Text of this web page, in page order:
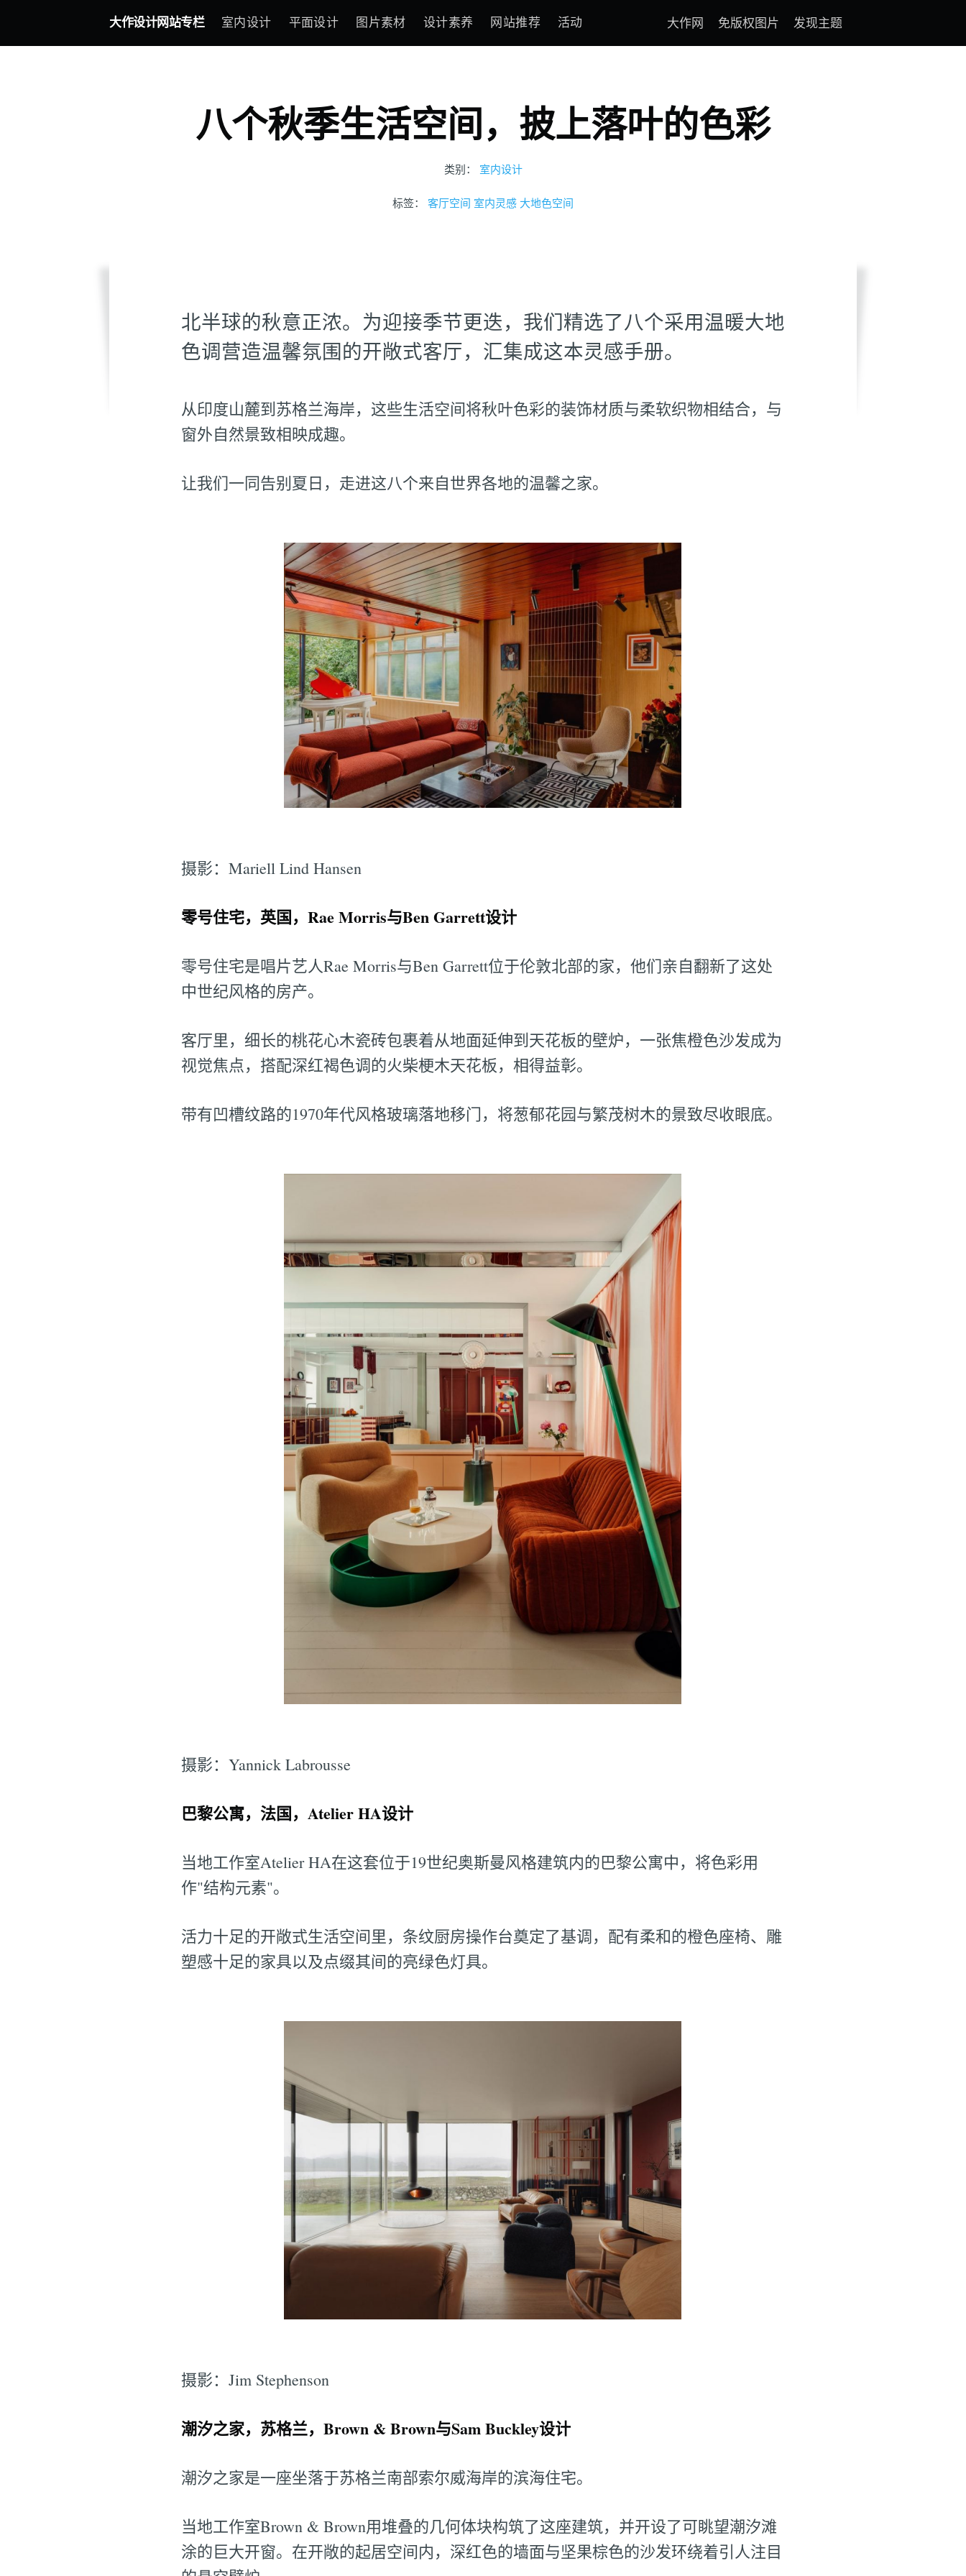
大作设计网站专栏 室内设计 平面设计 图片素材 设计素养 网站推荐 活动 大作网 免版权图片 发现主题
八个秋季生活空间，披上落叶的色彩
类别： 室内设计
标签： 客厅空间 室内灵感 大地色空间
北半球的秋意正浓。为迎接季节更迭，我们精选了八个采用温暖大地
色调营造温馨氛围的开敞式客厅，汇集成这本灵感手册。
从印度山麓到苏格兰海岸，这些生活空间将秋叶色彩的装饰材质与柔软织物相结合，与
窗外自然景致相映成趣。
让我们一同告别夏日，走进这八个来自世界各地的温馨之家。
摄影：Mariell Lind Hansen
零号住宅，英国，Rae Morris与Ben Garrett设计
零号住宅是唱片艺人Rae Morris与Ben Garrett位于伦敦北部的家，他们亲自翻新了这处
中世纪风格的房产。
客厅里，细长的桃花心木瓷砖包裹着从地面延伸到天花板的壁炉，一张焦橙色沙发成为
视觉焦点，搭配深红褐色调的火柴梗木天花板，相得益彰。
带有凹槽纹路的1970年代风格玻璃落地移门，将葱郁花园与繁茂树木的景致尽收眼底。
摄影：Yannick Labrousse
巴黎公寓，法国，Atelier HA设计
当地工作室Atelier HA在这套位于19世纪奥斯曼风格建筑内的巴黎公寓中，将色彩用
作"结构元素"。
活力十足的开敞式生活空间里，条纹厨房操作台奠定了基调，配有柔和的橙色座椅、雕
塑感十足的家具以及点缀其间的亮绿色灯具。
摄影：Jim Stephenson
潮汐之家，苏格兰，Brown & Brown与Sam Buckley设计
潮汐之家是一座坐落于苏格兰南部索尔威海岸的滨海住宅。
当地工作室Brown & Brown用堆叠的几何体块构筑了这座建筑，并开设了可眺望潮汐滩
涂的巨大开窗。在开敞的起居空间内，深红色的墙面与坚果棕色的沙发环绕着引人注目